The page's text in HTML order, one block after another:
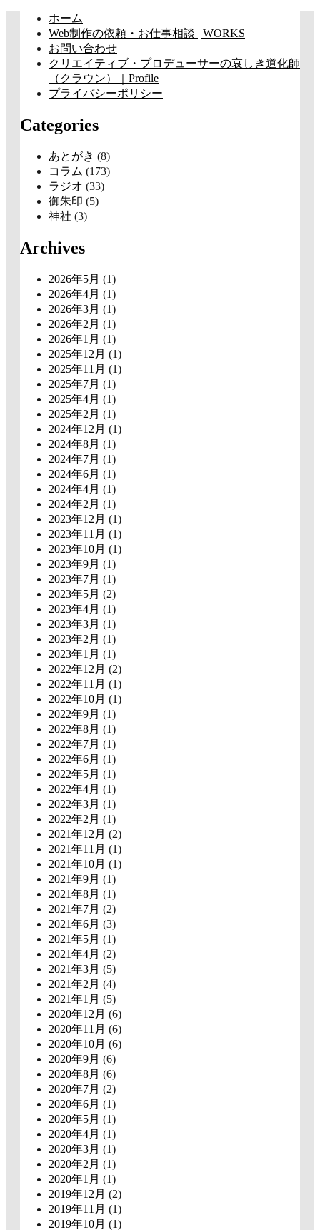
キ
ホーム
Web制作の依頼・お仕事相談 | WORKS
お問い合わせ
クリエイティブ・プロデューサーの哀しき道化師
（クラウン）｜Profile
プライバシーポリシー
Categories
あとがき (8)
コラム (173)
ラジオ (33)
御朱印 (5)
神社 (3)
Archives
2026年5月 (1)
2026年4月 (1)
2026年3月 (1)
2026年2月 (1)
2026年1月 (1)
2025年12月 (1)
2025年11月 (1)
2025年7月 (1)
2025年4月 (1)
2025年2月 (1)
2024年12月 (1)
2024年8月 (1)
2024年7月 (1)
2024年6月 (1)
2024年4月 (1)
2024年2月 (1)
2023年12月 (1)
2023年11月 (1)
2023年10月 (1)
2023年9月 (1)
2023年7月 (1)
2023年5月 (2)
2023年4月 (1)
2023年3月 (1)
2023年2月 (1)
2023年1月 (1)
2022年12月 (2)
2022年11月 (1)
2022年10月 (1)
2022年9月 (1)
2022年8月 (1)
2022年7月 (1)
2022年6月 (1)
2022年5月 (1)
2022年4月 (1)
2022年3月 (1)
2022年2月 (1)
2021年12月 (2)
2021年11月 (1)
2021年10月 (1)
2021年9月 (1)
2021年8月 (1)
2021年7月 (2)
2021年6月 (3)
2021年5月 (1)
2021年4月 (2)
2021年3月 (5)
2021年2月 (4)
2021年1月 (5)
2020年12月 (6)
2020年11月 (6)
2020年10月 (6)
2020年9月 (6)
2020年8月 (6)
2020年7月 (2)
2020年6月 (1)
2020年5月 (1)
2020年4月 (1)
2020年3月 (1)
2020年2月 (1)
2020年1月 (1)
2019年12月 (2)
2019年11月 (1)
2019年10月 (1)